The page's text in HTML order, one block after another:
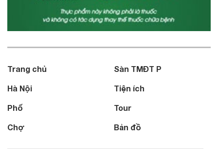
Trang chủ
Hà Nội
Phố
Chợ
Sàn TMĐT P
Tiện ích
Tour
Bản đồ